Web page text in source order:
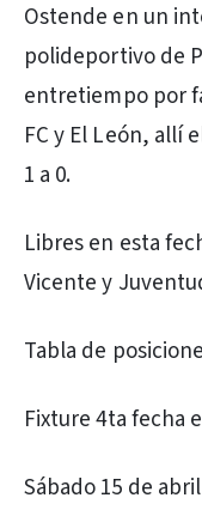
Ostende en un
polideportivo de
entretiempo por
FC y El León, allí
1 a 0.
Libres en esta
Vicente y
Tabla de
Fixture 4ta fecha
Sábado 15 de